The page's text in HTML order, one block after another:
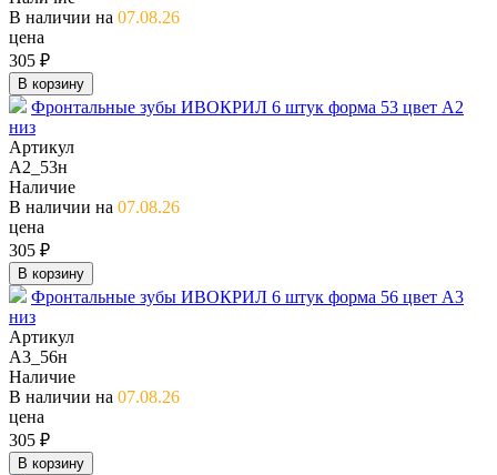
В наличии на 07.08.26
цена
305 ₽
В корзину
Фронтальные зубы ИВОКРИЛ 6 штук форма 53 цвет А2
низ
Артикул
А2_53н
Наличие
В наличии на 07.08.26
цена
305 ₽
В корзину
Фронтальные зубы ИВОКРИЛ 6 штук форма 56 цвет А3
низ
Артикул
А3_56н
Наличие
В наличии на 07.08.26
цена
305 ₽
В корзину